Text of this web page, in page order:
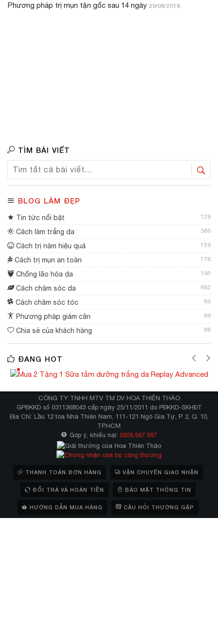
Phương pháp trị mụn tận gốc sau 14 ngày 29/08/2018
TÌM BÀI VIẾT
BLOG LÀM ĐẸP
Tin tức nổi bật 129
Cách làm trắng da 386
Cách trị nám hiệu quả 159
Cách trị mụn an toàn 178
Chống lão hóa da 195
Cách chăm sóc da 682
Cách chăm sóc tóc 83
Phương pháp giảm cân 89
Chia sẻ của khách hàng 88
ĐANG HOT
CÔNG TY TNHH MTV TM DV HOA THIÊN THẢO
GPĐKKD số 0311368043 cấp ngày 25/11/2011 do PĐKKD-SKHĐT
Địa Chỉ: Lầu 12 tòa Nhà Thiên Nam, 111-121 Ngô Gia Tự, P. 2, Q. 10,
TP.HCM
Góp ý, khiếu nại: 0926.567.567
THANH TOÁN ĐƠN HÀNG VẬN CHUYỂN GIAO NHẬN
ĐỔI TRẢ VÀ HOÀN TIỀN BẢO MẬT THÔNG TIN
HƯỚNG DẪN MUA HÀNG CÂU HỎI THƯỜNG GẶP